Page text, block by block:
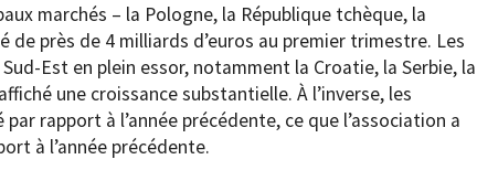
marchés – la Pologne, la République tchèque, la
près de 4 milliards d’euros au premier trimestre. Les
Est en plein essor, notamment la Croatie, la Serbie, la
une croissance substantielle. À l’inverse, les
rapport à l’année précédente, ce que l’association a
à l’année précédente.